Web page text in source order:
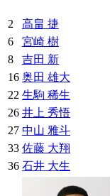
2
高畠 捷
6
宮崎 樹
8
吉田 新
16 奥田 雄大
22 生駒 稀生
26 井上 秀悟
27 中山 雅斗
33 佐藤 大翔
36 石井 大生